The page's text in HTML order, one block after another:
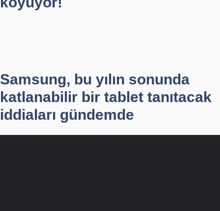
Samsung, bu yılın sonunda
katlanabilir bir tablet tanıtacak
iddiaları gündemde